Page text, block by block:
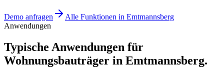
Demo anfragen
Alle Funktionen in Emtmannsberg
Anwendungen
Typische Anwendungen für
Wohnungsbauträger in Emtmannsberg.